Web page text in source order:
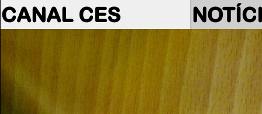
CANAL CES